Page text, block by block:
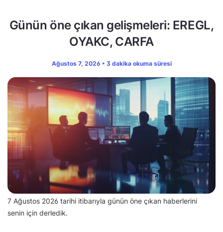
Günün öne çıkan gelişmeleri: EREGL,
OYAKC, CARFA
Ağustos 7, 2026 • 3 dakika okuma süresi
7 Ağustos 2026 tarihi itibarıyla günün öne çıkan haberlerini
senin için derledik.